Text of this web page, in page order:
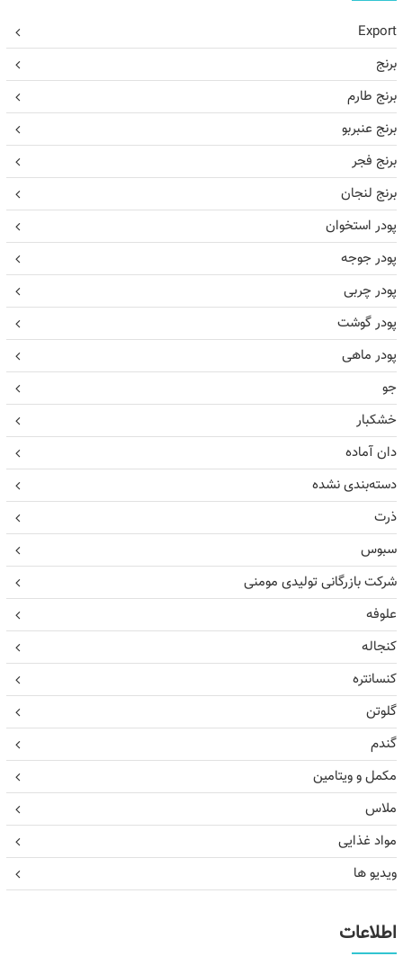
Export
برنج
برنج طارم
برنج عنبربو
برنج فجر
برنج لنجان
پودر استخوان
پودر جوجه
پودر چربی
پودر گوشت
پودر ماهی
جو
خشکبار
دان آماده
دسته‌بندی نشده
ذرت
سبوس
شرکت بازرگانی تولیدی مومنی
علوفه
کنجاله
کنسانتره
گلوتن
گندم
مکمل و ویتامین
ملاس
مواد غذایی
ویدیو ها
اطلاعات